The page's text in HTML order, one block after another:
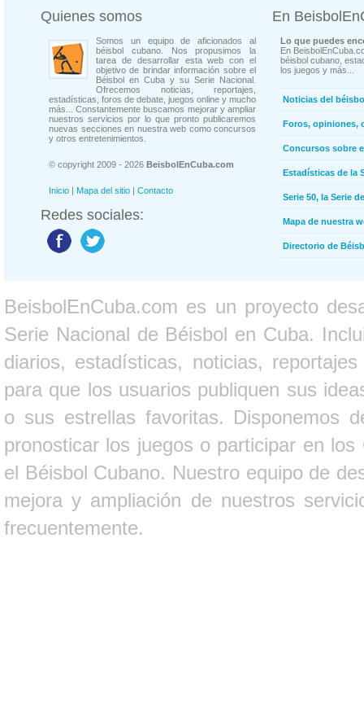
Quienes somos
Somos un equipo de aficionados al
béisbol cubano. Nos propusimos la
tarea de desarrollar esta web con el
objetivo de brindar información sobre el
Béisbol en Cuba y su Serie Nacional.
Ofrecemos noticias, reportajes,
estadísticas, foros de debate, juegos online y mucho
más... Constantemente buscamos mejorar y ampliar
nuestros servicios por lo que pronto publicaremos
nuevas secciones en nuestra web como concursos
y otros entretenimientos.
© copyright 2009 - 2026 BeisbolEnCuba.com
Inicio | Mapa del sitio | Contacto
Redes sociales:
En
Lo que puedes
En
béisbol cubano,
los juegos y más...
Noticias del
Foros, opiniones,
Concursos sobre
Estadísticas de la
Serie 50, la Serie
Mapa de nuestra
Directorio de
BeisbolEnCuba.com es un proyecto
Serie Nacional de Béisbol en Cuba.
diarios, estadísticas, noticias,
para que los usuarios publiquen sus
o sus estrellas favoritas. Disponemos
pronosticar los juegos o participar en
el Béisbol Cubano. Nuestro equipo de
mejora y ampliación de nuestros
frecuentemente.